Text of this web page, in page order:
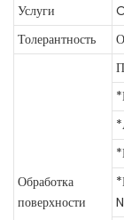
Услуги
Толерантность
Обработка
поверхности